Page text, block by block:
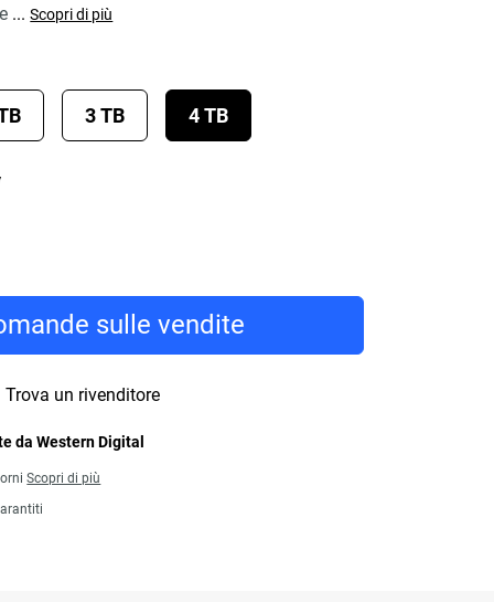
... Scopri di più
3 TB 4 TB
sulle vendite
Trova un rivenditore
da Western Digital
Scopri di più